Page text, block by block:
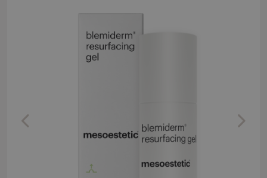
Previous Next